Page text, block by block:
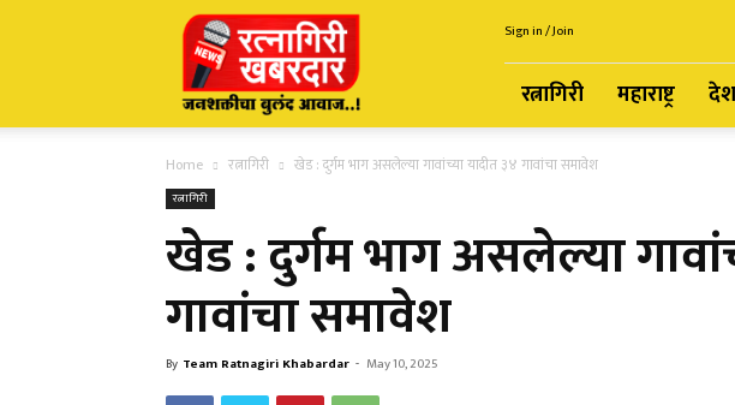
Ratnagiri
Khabardar
Sign in / Join
रत्नागिरी महाराष्ट्र
Home रत्नागिरी खेड : दुर्गम भाग असलेल्या गावांच्या यादीत ३४ गावांचा समावेश
रत्नागिरी
खेड : दुर्गम भाग असलेल्या
गावांचा समावेश
By Team Ratnagiri Khabardar - May 10, 2025